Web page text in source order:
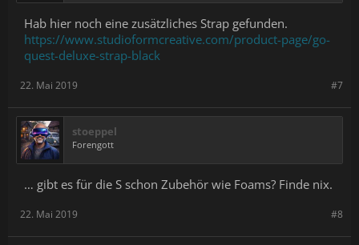
Hab hier noch eine zusätzliches Strap gefunden.
https://www.studioformcreative.com/product-page/go-
quest-deluxe-strap-black
#7
22. Mai 2019
stoeppel
Forengott
… gibt es für die S schon Zubehör wie Foams? Finde nix.
#8
22. Mai 2019